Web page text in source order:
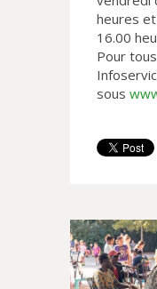
heures
16.00
Pour
sous